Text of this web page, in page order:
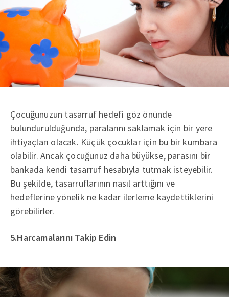
Çocuğunuzun tasarruf hedefi göz önünde
bulundurulduğunda, paralarını saklamak için bir yere
ihtiyaçları olacak. Küçük çocuklar için bu bir kumbara
olabilir. Ancak çocuğunuz daha büyükse, parasını bir
bankada kendi tasarruf hesabıyla tutmak isteyebilir.
Bu şekilde, tasarruflarının nasıl arttığını ve
hedeflerine yönelik ne kadar ilerleme kaydettiklerini
görebilirler.
5.Harcamalarını Takip Edin